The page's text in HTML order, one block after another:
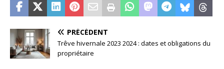
PRÉCÉDENT
Trêve hivernale 2023 2024 : dates et obligations du
propriétaire